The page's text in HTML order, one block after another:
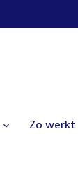
Zo werkt